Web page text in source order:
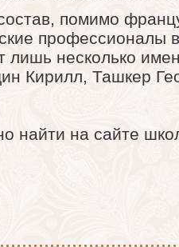
помимо
профессионалы
лишь несколько
Кирилл, Ташкер
найти на сайте